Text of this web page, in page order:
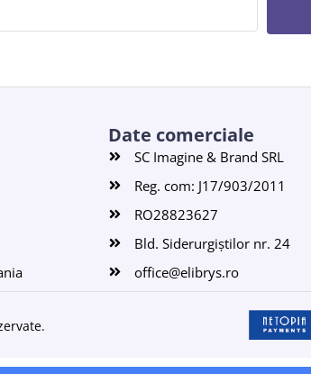
Date comerciale
SC Imagine & Brand SRL
Reg. com: J17/903/2011
RO28823627
Bld. Siderurgiștilor nr. 24
office@elibrys.ro